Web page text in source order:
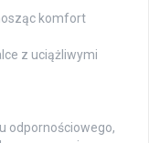
komfort
z uciążliwymi
odpornościowego,